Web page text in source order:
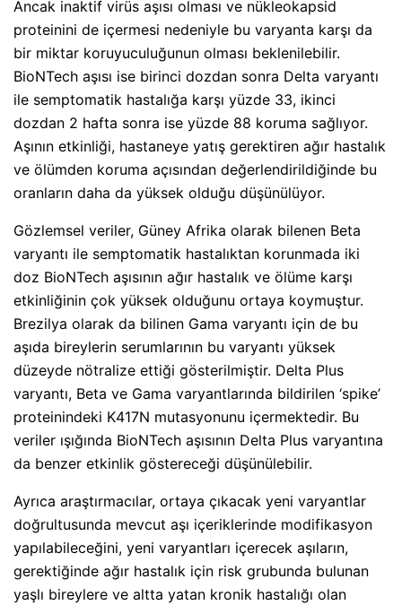
Ancak inaktif virüs aşısı olması ve nükleokapsid
proteinini de içermesi nedeniyle bu varyanta karşı da
bir miktar koruyuculuğunun olması beklenilebilir.
BioNTech aşısı ise birinci dozdan sonra Delta varyantı
ile semptomatik hastalığa karşı yüzde 33, ikinci
dozdan 2 hafta sonra ise yüzde 88 koruma sağlıyor.
Aşının etkinliği, hastaneye yatış gerektiren ağır hastalık
ve ölümden koruma açısından değerlendirildiğinde bu
oranların daha da yüksek olduğu düşünülüyor.
Gözlemsel veriler, Güney Afrika olarak bilenen Beta
varyantı ile semptomatik hastalıktan korunmada iki
doz BioNTech aşısının ağır hastalık ve ölüme karşı
etkinliğinin çok yüksek olduğunu ortaya koymuştur.
Brezilya olarak da bilinen Gama varyantı için de bu
aşıda bireylerin serumlarının bu varyantı yüksek
düzeyde nötralize ettiği gösterilmiştir. Delta Plus
varyantı, Beta ve Gama varyantlarında bildirilen ‘spike’
proteinindeki K417N mutasyonunu içermektedir. Bu
veriler ışığında BioNTech aşısının Delta Plus varyantına
da benzer etkinlik göstereceği düşünülebilir.
Ayrıca araştırmacılar, ortaya çıkacak yeni varyantlar
doğrultusunda mevcut aşı içeriklerinde modifikasyon
yapılabileceğini, yeni varyantları içerecek aşıların,
gerektiğinde ağır hastalık için risk grubunda bulunan
yaşlı bireylere ve altta yatan kronik hastalığı olan